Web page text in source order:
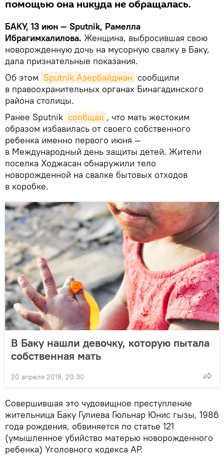
помощью она никуда не обращалась.
БАКУ, 13 июн — Sputnik, Рамелла
Ибрагимхалилова. Женщина, выбросившая свою
новорожденную дочь на мусорную свалку в Баку,
дала признательные показания.
Об этом Sputnik Азербайджан сообщили
в правоохранительных органах Бинагадинского
района столицы.
Ранее Sputnik сообщал , что мать жестоким
образом избавилась от своего собственного
ребенка именно первого июня —
в Международный день защиты детей. Жители
поселка Ходжасан обнаружили тело
новорожденной на свалке бытовых отходов
в коробке.
В Баку нашли девочку, которую пытала
собственная мать
20 апреля 2018, 20:30
Совершившая это чудовищное преступление
жительница Баку Гулиева Гюльнар Юнис гызы, 1986
года рождения, обвиняется по статье 121
(умышленное убийство матерью новорожденного
ребенка) Уголовного кодекса АР.